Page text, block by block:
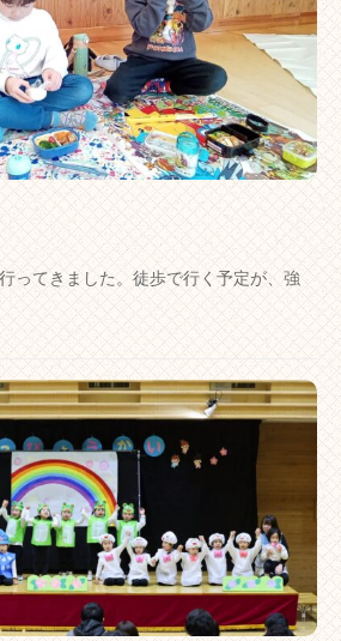
ってきました。徒歩で行く予定が、強